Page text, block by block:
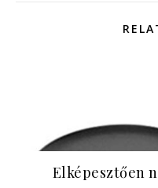
Elképesztően